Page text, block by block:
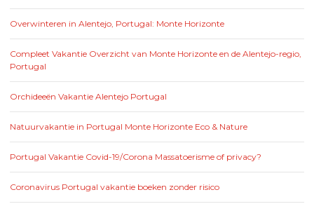
Overwinteren in Alentejo, Portugal: Monte Horizonte
Compleet Vakantie Overzicht van Monte Horizonte en de Alentejo-regio,
Portugal
Orchideeën Vakantie Alentejo Portugal
Natuurvakantie in Portugal Monte Horizonte Eco & Nature
Portugal Vakantie Covid-19/Corona Massatoerisme of privacy?
Coronavirus Portugal vakantie boeken zonder risico